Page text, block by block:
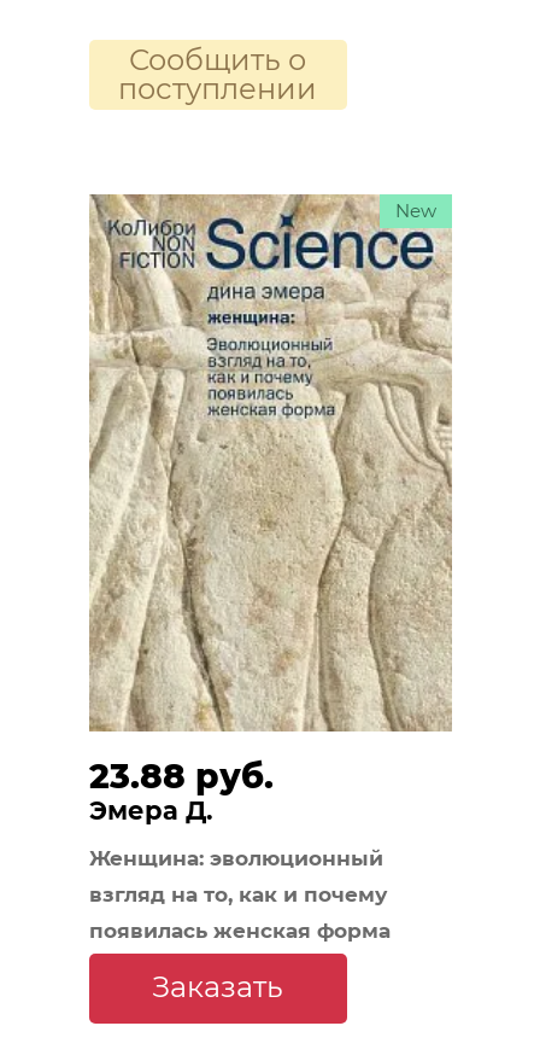
Сообщить о
поступлении
23.88 руб.
Эмера Д.
Женщина: эволюционный
взгляд на то, как и почему
появилась женская форма
New
Заказать